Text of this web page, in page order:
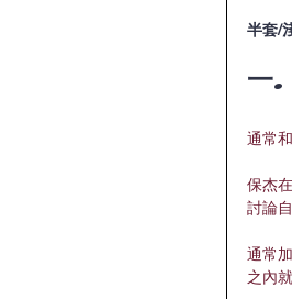
半套/
一.
通常
保杰
討論
通常
之內